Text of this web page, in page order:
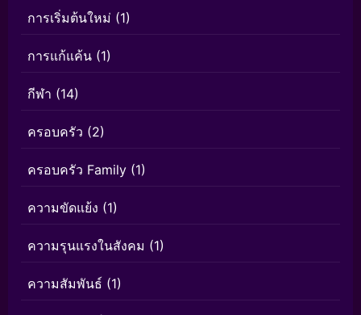
การเริ่มต้นใหม่ (1)
การแก้แค้น (1)
กีฬา (14)
ครอบครัว (2)
ครอบครัว Family (1)
ความขัดแย้ง (1)
ความรุนแรงในสังคม (1)
ความสัมพันธ์ (1)